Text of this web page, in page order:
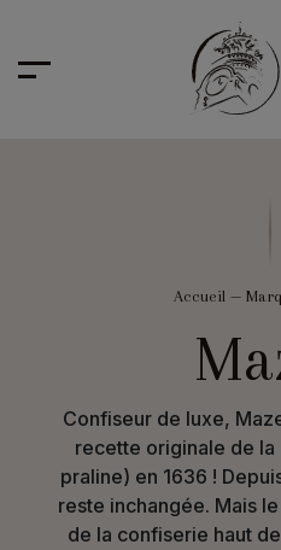
Accueil —
Confiseur de luxe,
recette originale de
praline) en 1636 !
reste inchangée. Mais
de la confiserie haut